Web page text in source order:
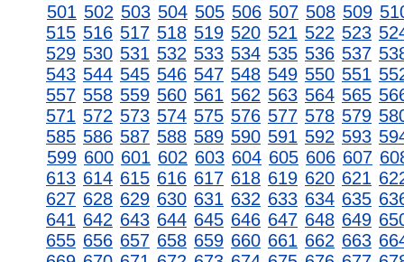
501 502 503 504 505 506 507 508 509
515 516 517 518 519 520 521 522 523
529 530 531 532 533 534 535 536 537
543 544 545 546 547 548 549 550 551
557 558 559 560 561 562 563 564 565
571 572 573 574 575 576 577 578 579
585 586 587 588 589 590 591 592 593
599 600 601 602 603 604 605 606 607
613 614 615 616 617 618 619 620 621
627 628 629 630 631 632 633 634 635
641 642 643 644 645 646 647 648 649
655 656 657 658 659 660 661 662 663